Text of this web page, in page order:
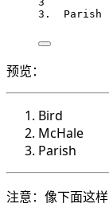
3.  Parish
预览：
Bird
McHale
Parish
注意：像下面这样